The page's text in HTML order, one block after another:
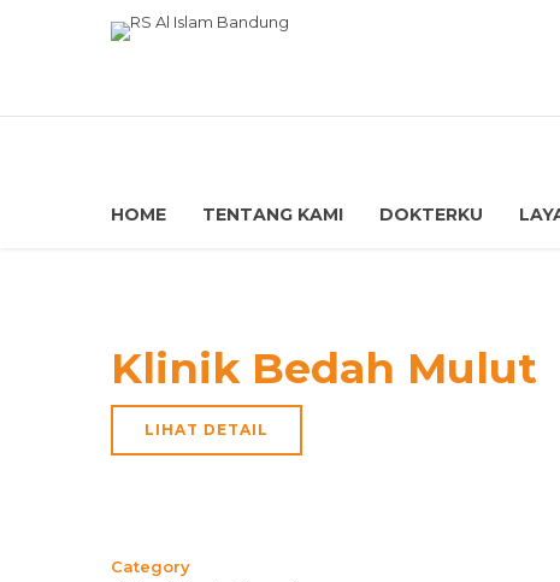
HOME TENTANG KAMI DOKTERKU
Klinik Bedah Mulut
LIHAT DETAIL
Category